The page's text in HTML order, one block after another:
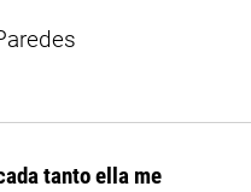
tanto ella me